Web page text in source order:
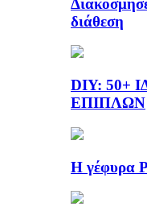
διάθεση
DIY: 50+
ΕΠΙΠΛΩΝ
Η γέφυρα